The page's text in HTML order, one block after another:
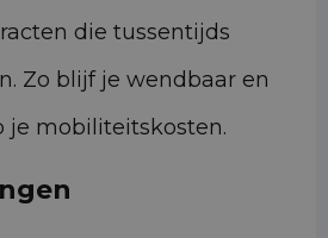
die tussentijds
Zo blijf je wendbaar en
je mobiliteitskosten.